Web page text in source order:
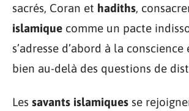
sacrés, Coran et hadiths,
islamique comme un pacte
s’adresse d’abord à la
bien au-delà des questions de
Les savants islamiques se